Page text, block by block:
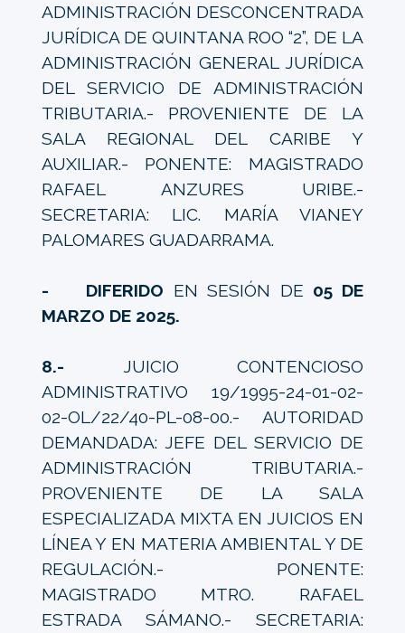
ADMINISTRACIÓN DESCONCENTRADA
JURÍDICA DE QUINTANA ROO “2”, DE LA
ADMINISTRACIÓN GENERAL JURÍDICA
DEL SERVICIO DE ADMINISTRACIÓN
TRIBUTARIA.- PROVENIENTE DE LA
SALA REGIONAL DEL CARIBE Y
AUXILIAR.- PONENTE: MAGISTRADO
RAFAEL ANZURES URIBE.-
SECRETARIA: LIC. MARÍA VIANEY
PALOMARES GUADARRAMA.
- DIFERIDO EN SESIÓN DE 05 DE
MARZO DE 2025.
8.- JUICIO CONTENCIOSO
ADMINISTRATIVO 19/1995-24-01-02-
02-OL/22/40-PL-08-00.- AUTORIDAD
DEMANDADA: JEFE DEL SERVICIO DE
ADMINISTRACIÓN TRIBUTARIA.-
PROVENIENTE DE LA SALA
ESPECIALIZADA MIXTA EN JUICIOS EN
LÍNEA Y EN MATERIA AMBIENTAL Y DE
REGULACIÓN.- PONENTE:
MAGISTRADO MTRO. RAFAEL
ESTRADA SÁMANO.- SECRETARIA: